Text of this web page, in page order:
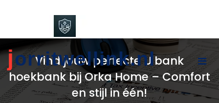
jorritwellink.nl
Vind jouw perfecte U bank
hoekbank bij Orka Home – Comfort
en stijl in één!